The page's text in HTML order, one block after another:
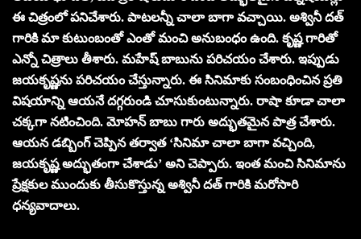
ఈ చిత్రంలో పనిచేశారు. పాటలన్నీ చాలా బాగా వచ్చాయి. అశ్వినీ దత్
గారికి మా కుటుంబంతో ఎంతో మంచి అనుబంధం ఉంది. కృష్ణ గారితో
ఎన్నో చిత్రాలు తీశారు. మహేష్ బాబును పరిచయం చేశారు. ఇప్పుడు
జయకృష్ణను పరిచయం చేస్తున్నారు. ఈ సినిమాకు సంబంధించిన ప్రతి
విషయాన్ని ఆయనే దగ్గరుండి చూసుకుంటున్నారు. రాషా కూడా చాలా
చక్కగా నటించింది. మోహన్ బాబు గారు అద్భుతమైన పాత్ర చేశారు.
ఆయన డబ్బింగ్ చెప్పిన తర్వాత ‘సినిమా చాలా బాగా వచ్చింది,
జయకృష్ణ అద్భుతంగా చేశాడు’ అని చెప్పారు. ఇంత మంచి సినిమాను
ప్రేక్షకుల ముందుకు తీసుకొస్తున్న అశ్వినీ దత్ గారికి మరోసారి
ధన్యవాదాలు.